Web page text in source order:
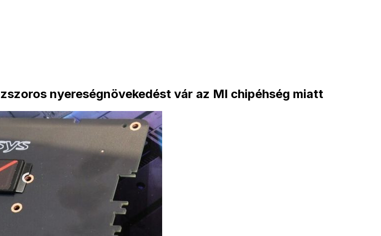
nyereségnövekedést vár az MI chipéhség miatt